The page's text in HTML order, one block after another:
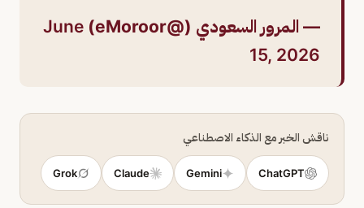
— المرور السعودي (@eMoroor)
June
15, 2026
ناقش الخبر مع الذكاء الاصطناعي
ChatGPT
Gemini
Claude
Grok